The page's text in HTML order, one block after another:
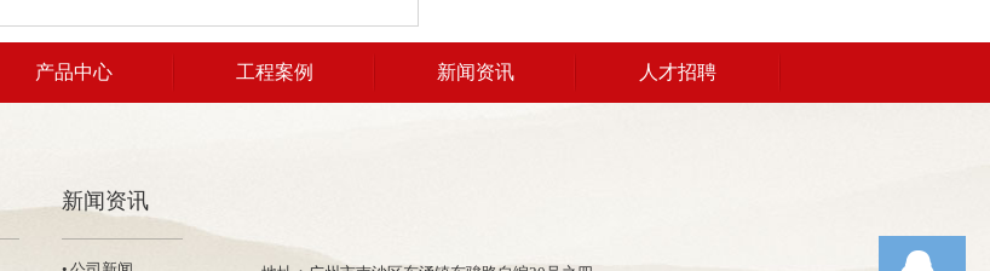
产品中心 工程案例 新闻资讯 人才招聘
新闻资讯